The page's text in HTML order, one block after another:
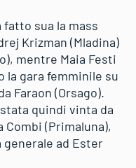
fatto sua la mass
Krizman (Mladina)
mentre Maia Festi
la gara femminile su
Faraon (Orsago).
stata quindi vinta da
Combi (Primaluna),
generale ad Ester